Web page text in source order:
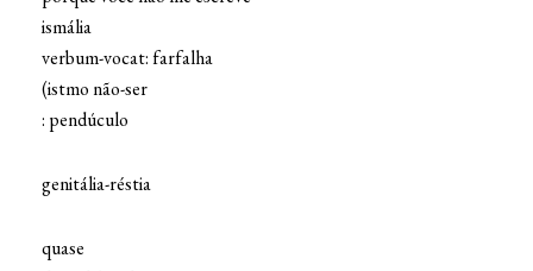
ismália
verbum-vocat: farfalha
(istmo não-ser
: pendúculo
genitália-réstia
quase